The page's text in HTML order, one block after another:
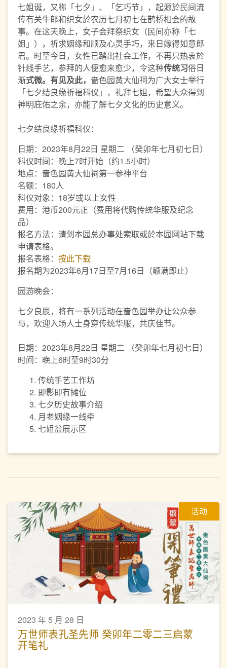
七姐诞，又称「七夕」、「乞巧节」，起源於民间流
传有关牛郎和织女於农历七月初七在鹊桥相会的故
事。在这天晚上，女子会拜祭织女（民间亦称「七
姐」），祈求姻缘和顺及心灵手巧，来日嫁得如意郎
君。时至今日，女性已踏出社会工作，不再只热衷於
针线手艺，参拜的人便愈来愈少，令这种传统习俗日
渐式微。有见及此， 啬色园黄大仙祠为广大女士举行
「七夕结良缘祈福科仪」，礼拜七姐，希望大众得到
神明庇佑之余，亦能了解七夕文化的历史意义。
七夕结良缘祈福科仪：
日期：2023年8月22日 星期二 （癸卯年七月初七日）
科仪时间：晚上7时开始（约1.5小时）
地点：啬色园黄大仙祠第一参神平台
名额：180人
科仪对象：18岁或以上女性
费用：港币200元正（费用将代购传统华服及纪念
品）
报名方法：请到本园总办事处索取或於本园网站下载
申请表格。
报名表格： 按此下载
报名期为2023年6月17日至7月16日（额满即止）
园游晚会：
七夕良辰，将有一系列活动在啬色园举办让公众参
与，欢迎入场人士身穿传统华服，共庆佳节。
日期：2023年8月22日 星期二 （癸卯年七月初七日）
时间：晚上6时至9时30分
传统手艺工作坊
即影即有摊位
七夕历史故事介绍
月老姻缘一线牵
七姐盆展示区
活动
2023 年 5 月 28 日
万世师表孔圣先师 癸卯年二零二三启蒙
开笔礼